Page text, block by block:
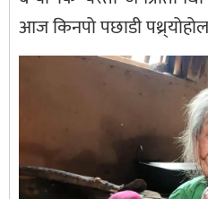
आज किनपो पछाडी